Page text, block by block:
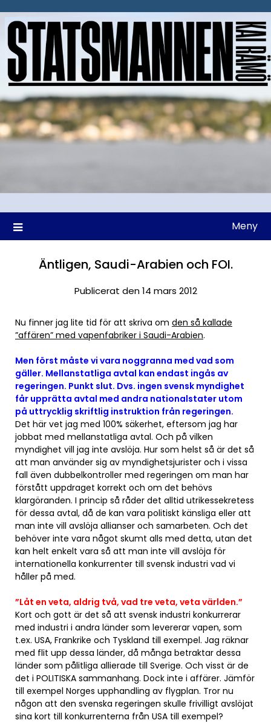
till
Meny
Äntligen, Saudi-Arabien och FOI.
Publicerat den 14 mars 2012
Nu finner jag lite tid för att skriva om den så kallade
”affären” med vapenfabriker i Saudi-Arabien.
Men först måste vi vara noggranna med vad som
gäller. Mellanstatliga avtal kan endast ingås av
regeringen. Punkt slut. Dvs. ingen svensk myndighet
får upprätta avtal med andra nationalstater utom
på uttrycklig skriftlig instruktion från regeringen.
Det här vet jag med 100% säkerhet, eftersom jag har
jobbat med mellanstatliga avtal. Och på vilken
myndighet vill jag inte avslöja. Hur som helst så är det så
att man använder sig av myndighetsjurister och i vissa
fall även dubbelkontroller med regeringen om man har
förstått uppdraget korrekt och om det behövs
klargöranden. I princip så råder det alltid utrikessekretess
för dessa avtal, då de kan vara politiskt känsliga eller att
man inte vill avslöja allianser och samarbeten. Och det
behöver inte vara något skumt alls med detta, utan det
kan helt enkelt vara så att man inte vill avslöja för
internationella konkurrenter till svensk industri vad vi
håller på med.
”Låt en veta, aldrig två, vad tre veta, veta världen.”
Kort och gott är det så att svensk industri konkurrerar
med industri i andra länder som levererar vapen, som
t.ex. USA, Frankrike och Tyskland till exempel. Jag räknar
med flit upp dessa länder, då många betraktar dessa
länder som pålitliga allierade till Sverige. Och visst är de
det i POLITISKA sammanhang. Dock inte i affärer. Jämför
till exempel Norges upphandling av flygplan. Tror nu
någon att den svenska regeringen skulle frivilligt avslöjat
sina kort till konkurrenterna från USA till exempel?